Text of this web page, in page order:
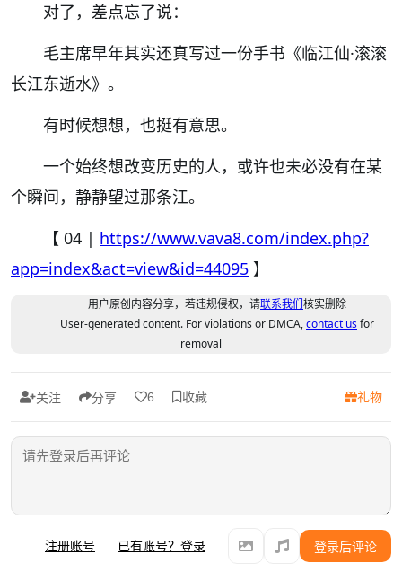
对了，差点忘了说：
毛主席早年其实还真写过一份手书《临江仙·滚滚
长江东逝水》。
有时候想想，也挺有意思。
一个始终想改变历史的人，或许也未必没有在某
个瞬间，静静望过那条江。
【 04 | https://www.vava8.com/index.php?
app=index&act=view&id=44095 】
用户原创内容分享，若违规侵权，请联系我们核实删除
User-generated content. For violations or DMCA,contact usfor
removal
关注 分享 6 收藏 礼物
注册账号 已有账号？登录 登录后评论